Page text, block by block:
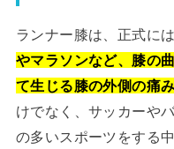
ランナー膝は、正式に
やマラソンなど、膝の
て生じる膝の外側の痛み
けでなく、サッカーや
の多いスポーツをする